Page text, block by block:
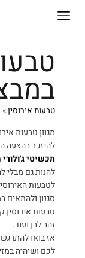
במבצע
טבעות אירוסין»
מגוון טבעות
להיזכר בהצעה
תכשיטי ג'ולורי
להנות גם מבלי
לטבעות
סגנון
טבעות אירוסין
זהב לבן ועוד.
אז בואו
לכם ושיהיה